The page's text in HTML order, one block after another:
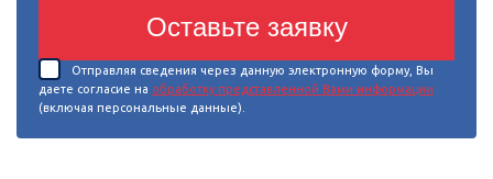
Оставьте заявку
Отправляя сведения через данную электронную форму, Вы
даете согласие на обработку представленной Вами информации
(включая персональные данные).